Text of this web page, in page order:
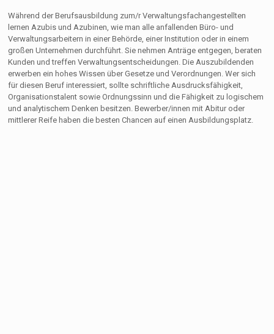
Während der Berufsausbildung zum/r Verwaltungsfachangestellten
lernen Azubis und Azubinen, wie man alle anfallenden Büro- und
Verwaltungsarbeitern in einer Behörde, einer Institution oder in einem
großen Unternehmen durchführt. Sie nehmen Anträge entgegen, beraten
Kunden und treffen Verwaltungsentscheidungen. Die Auszubildenden
erwerben ein hohes Wissen über Gesetze und Verordnungen. Wer sich
für diesen Beruf interessiert, sollte schriftliche Ausdrucksfähigkeit,
Organisationstalent sowie Ordnungssinn und die Fähigkeit zu logischem
und analytischem Denken besitzen. Bewerber/innen mit Abitur oder
mittlerer Reife haben die besten Chancen auf einen Ausbildungsplatz.